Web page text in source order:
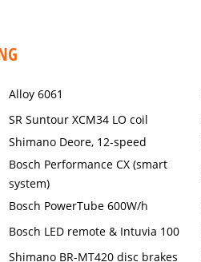
Alloy 6061
SR Suntour XCM34 LO coil
Shimano Deore, 12-speed
Bosch Performance CX (smart
system)
Bosch PowerTube 600W/h
Bosch LED remote & Intuvia 100
Shimano BR-MT420 disc brakes